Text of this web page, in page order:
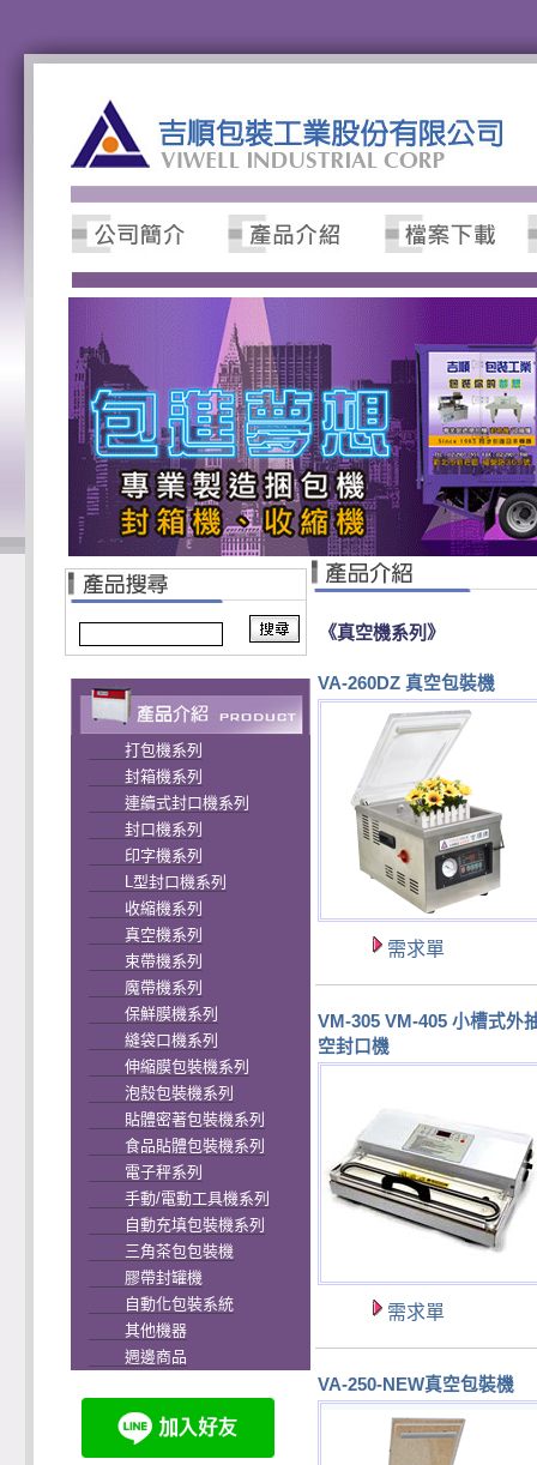
打包機系列
封箱機系列
連續式封口機系列
封口機系列
印字機系列
L型封口機系列
收縮機系列
真空機系列
束帶機系列
魔帶機系列
保鮮膜機系列
縫袋口機系列
伸縮膜包裝機系列
泡殼包裝機系列
貼體密著包裝機系列
食品貼體包裝機系列
電子秤系列
手動/電動工具機系列
自動充填包裝機系列
三角茶包包裝機
膠帶封罐機
自動化包裝系統
其他機器
週邊商品
《真空機系列》
VA-260DZ 真空包裝機
需求單
VM-305 VM-405 小槽式外
空封口機
需求單
VA-250-NEW真空包裝機